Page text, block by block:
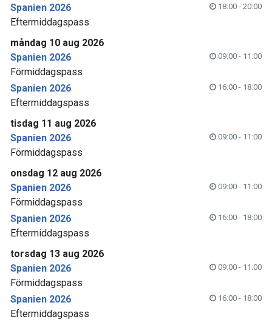
Spanien 2026
18:00 - 20:00
Eftermiddagspass
måndag 10 aug 2026
Spanien 2026
09:00 - 11:00
Förmiddagspass
Spanien 2026
16:00 - 18:00
Eftermiddagspass
tisdag 11 aug 2026
Spanien 2026
09:00 - 11:00
Förmiddagspass
onsdag 12 aug 2026
Spanien 2026
09:00 - 11:00
Förmiddagspass
Spanien 2026
16:00 - 18:00
Eftermiddagspass
torsdag 13 aug 2026
Spanien 2026
09:00 - 11:00
Förmiddagspass
Spanien 2026
16:00 - 18:00
Eftermiddagspass